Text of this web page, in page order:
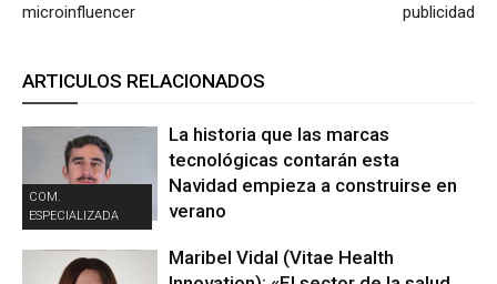
microinfluencer
publicidad
ARTICULOS RELACIONADOS
COM.
ESPECIALIZADA
La historia que las marcas
tecnológicas contarán esta
Navidad empieza a construirse en
verano
Maribel Vidal (Vitae Health